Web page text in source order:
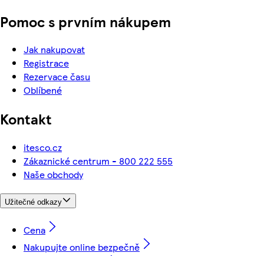
Pomoc s prvním nákupem
Jak nakupovat
Registrace
Rezervace času
Oblíbené
Kontakt
itesco.cz
Zákaznické centrum - 800 222 555
Naše obchody
Užitečné odkazy
Cena
Nakupujte online bezpečně